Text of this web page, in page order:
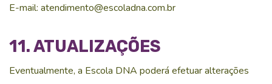
E-mail: atendimento@escoladna.com.br
11. ATUALIZAÇÕES
Eventualmente, a Escola DNA poderá efetuar alterações